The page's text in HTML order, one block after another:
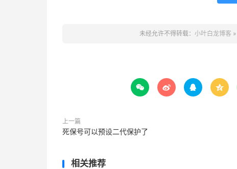
未经允许不得转载： 小叶白龙博客 »
   
上一篇
死保号可以预设二代保护了
相关推荐